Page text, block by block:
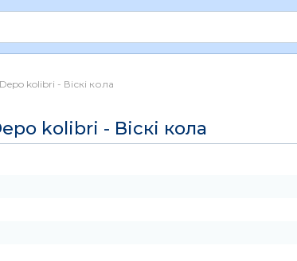
kolibri - Віскі кола
kolibri - Віскі кола